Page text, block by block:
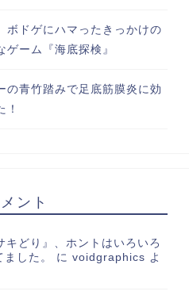
ボドゲにハマったきっかけの
ゲーム『海底探検』
の青竹踏みで足底筋膜炎に効
！
ント
キどり』、ホントはいろいろ
した。
に voidgraphics よ